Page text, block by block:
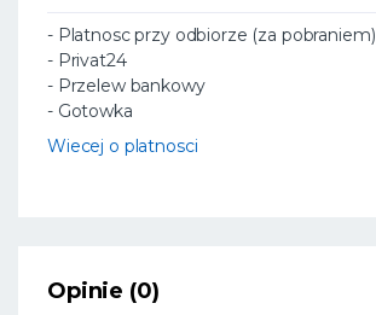
- Platnosc przy odbiorze (za pobraniem)
- Privat24
- Przelew bankowy
- Gotowka
Wiecej o platnosci
Opinie (0)